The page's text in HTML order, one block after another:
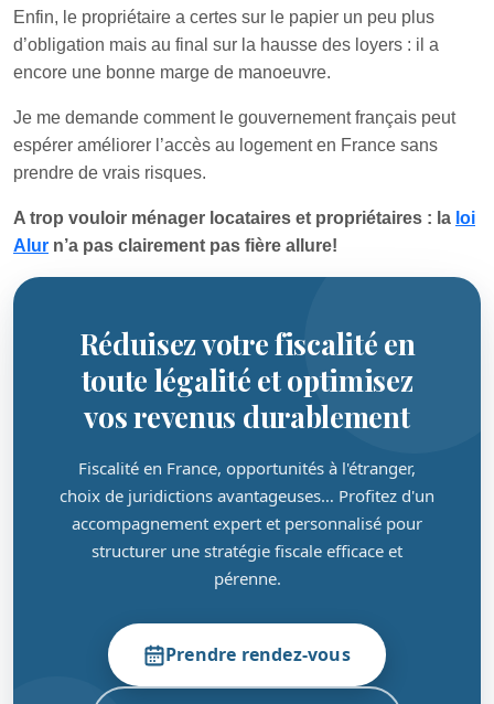
Enfin, le propriétaire a certes sur le papier un peu plus
d’obligation mais au final sur la hausse des loyers : il a
encore une bonne marge de manoeuvre.
Je me demande comment le gouvernement français peut
espérer améliorer l’accès au logement en France sans
prendre de vrais risques.
A trop vouloir ménager locataires et propriétaires : la loi
Alur n’a pas clairement pas fière allure!
Réduisez votre fiscalité en
toute légalité et optimisez
vos revenus durablement
Fiscalité en France, opportunités à l'étranger,
choix de juridictions avantageuses… Profitez d'un
accompagnement expert et personnalisé pour
structurer une stratégie fiscale efficace et
pérenne.
Prendre rendez-vous